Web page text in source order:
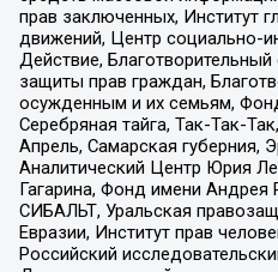
прав заключенных, Институт
движений, Центр социально-
Действие,
защиты прав граждан,
осужденным и их семьям,
Серебряная тайга, Так-Так-
Апрель, Самарская губерния,
Аналитический Центр Юрия
Гагарина, Фонд имени
СИБАЛЬТ, Уральская
Евразии, Институт прав
Российский